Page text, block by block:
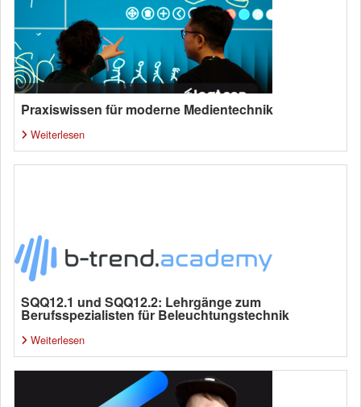
Praxiswissen für moderne Medientechnik
Weiterlesen
SQQ12.1 und SQQ12.2: Lehrgänge zum
Berufsspezialisten für Beleuchtungstechnik
Weiterlesen